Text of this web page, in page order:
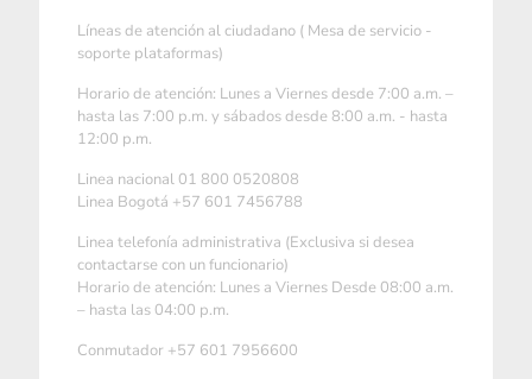
Líneas de atención al ciudadano ( Mesa de servicio -
soporte plataformas)
Horario de atención: Lunes a Viernes desde 7:00 a.m. –
hasta las 7:00 p.m. y sábados desde 8:00 a.m. - hasta
12:00 p.m.
Linea nacional 01 800 0520808
Linea Bogotá +57 601 7456788
Linea telefonía administrativa (Exclusiva si desea
contactarse con un funcionario)
Horario de atención: Lunes a Viernes Desde 08:00 a.m.
– hasta las 04:00 p.m.
Conmutador +57 601 7956600